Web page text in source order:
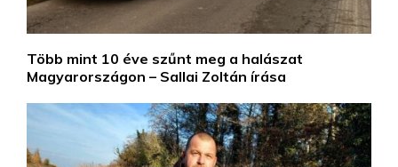
Több mint 10 éve szűnt meg a halászat
Magyarországon – Sallai Zoltán írása